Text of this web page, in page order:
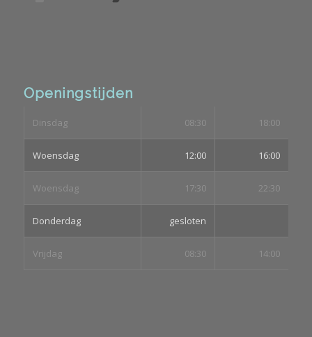
Openingstijden
Dinsdag 08:30 18:00
Woensdag 12:00 16:00
Woensdag 17:30 22:30
Donderdag gesloten
Vrijdag 08:30 14:00